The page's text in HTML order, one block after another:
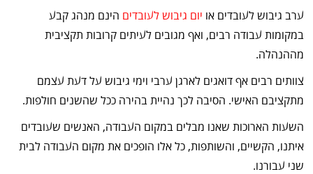
ערב גיבוש לעובדים או יום גיבוש לעובדים הינם מנהג קבע
במקומות עבודה רבים, ואף מגובים לעיתים קרובות תקציבית
מההנהלה.
צוותים רבים אף דואגים לארגן ערבי וימי גיבוש על דעת עצמם
מתקציבם האישי. הסיבה לכך נהיית בהירה ככל שהשנים חולפות.
השעות הארוכות שאנו מבלים במקום העבודה, האנשים שעובדים
איתנו, הקשיים, והשותפות, כל אלו הופכים את מקום העבודה לבית
שני עבורנו.